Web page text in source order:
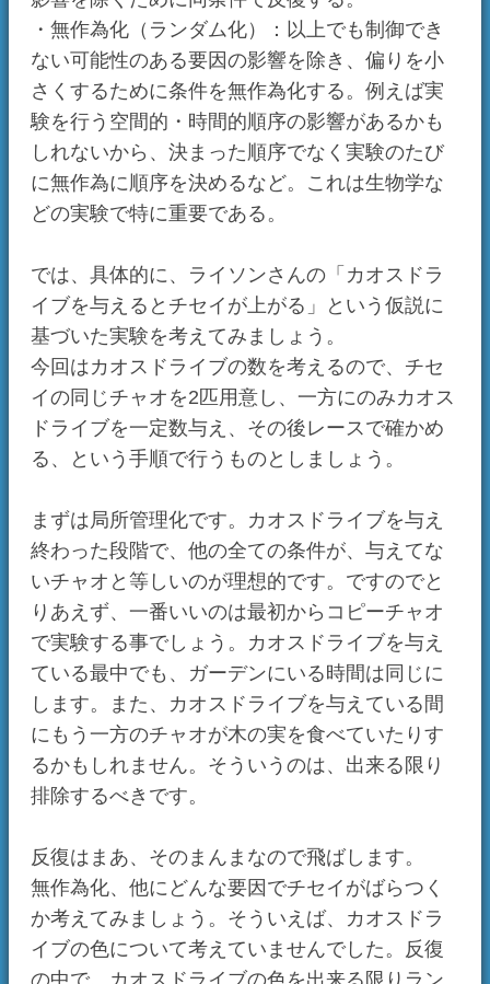
で実験する事でしょう。カオスドライブを与え
ている最中でも、ガーデンにいる時間は同じに
します。また、カオスドライブを与えている間
るかもしれません。そういうのは、出来る限り
排除するべきです。
反復はまあ、そのまんまなので飛ばします。
無作為化、他にどんな要因でチセイがばらつく
か考えてみましょう。そういえば、カオスドラ
ダムに与えるようにします。こうすることで、
特定の色に偏る事を防ぎます。
また、他にもガーデンでチャオが遊んだ時間と
か、どのキャラでカオスドライブを与えたかと
か、たくさん要因は考えられるので、そういう
局所管理化との違いは、どうしても避けられな
い偏りに対して適用する事です。どのキャラで
やるか、なんてのは、木の実のように避けられ
る要因ではありません。
・・・まあ、実際にはゲームですので、そこま
とも考えづらいです。ある程度端折ってしまう
のもありかもです。
実験レポートには、どれを無作為化して、どれ
を端折って、どれを一定にして、何度繰り返し
たか。
そういうことを出来るだけ細かく書いていただ
が容易になります。おわり。
ライソン 2008/09/20 17:43
小動物をあたえてしぐさをするのと同じで、カ
オスドライブにも能力を上げる以外にほかのも
のが上がってもおかしくないですよね。
日記一覧